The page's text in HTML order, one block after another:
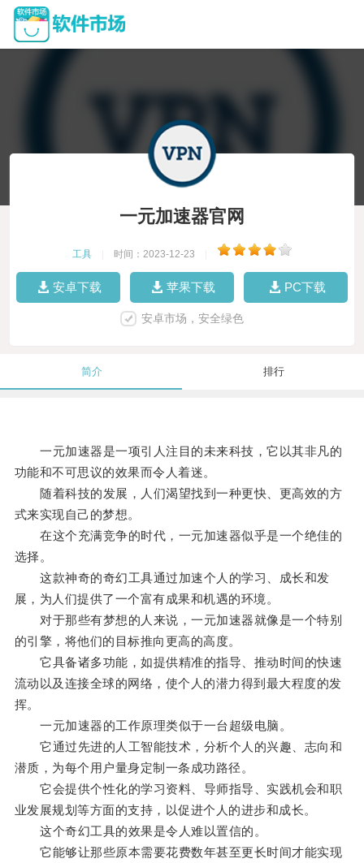
一元加速器官网
工具 时间：2023-12-23
安卓下载 苹果下载 PC下载
安卓市场，安全绿色
简介 排行
一元加速器是一项引人注目的未来科技，它以其非凡的
功能和不可思议的效果而令人着迷。
随着科技的发展，人们渴望找到一种更快、更高效的方
式来实现自己的梦想。
在这个充满竞争的时代，一元加速器似乎是一个绝佳的
选择。
这款神奇的奇幻工具通过加速个人的学习、成长和发
展，为人们提供了一个富有成果和机遇的环境。
对于那些有梦想的人来说，一元加速器就像是一个特别
的引擎，将他们的目标推向更高的高度。
它具备诸多功能，如提供精准的指导、推动时间的快速
流动以及连接全球的网络，使个人的潜力得到最大程度的发
挥。
一元加速器的工作原理类似于一台超级电脑。
它通过先进的人工智能技术，分析个人的兴趣、志向和
潜质，为每个用户量身定制一条成功路径。
它会提供个性化的学习资料、导师指导、实践机会和职
业发展规划等方面的支持，以促进个人的进步和成长。
这个奇幻工具的效果是令人难以置信的。
它能够让那些原本需要花费数年甚至更长时间才能实现